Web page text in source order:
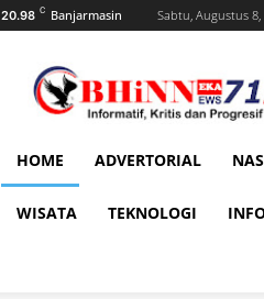
20.98 C Banjarmasin Sabtu, Augustus 8,
HOME ADVERTORIAL
WISATA TEKNOLOGI